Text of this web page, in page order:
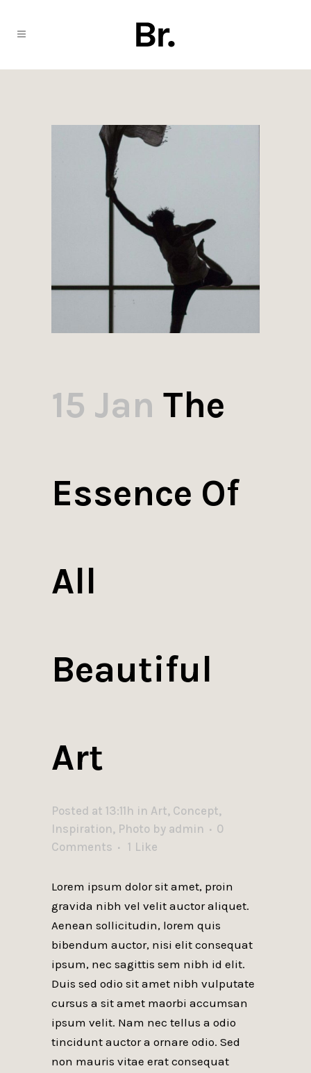
15 Jan The
Essence Of
All
Beautiful
Art
Posted at 13:11h in Art, Concept,
Inspiration, Photo by admin
0
Comments
1 Like
Lorem ipsum dolor sit amet, proin
gravida nibh vel velit auctor aliquet.
Aenean sollicitudin, lorem quis
bibendum auctor, nisi elit consequat
ipsum, nec sagittis sem nibh id elit.
Duis sed odio sit amet nibh vulputate
cursus a sit amet maorbi accumsan
ipsum velit. Nam nec tellus a odio
tincidunt auctor a ornare odio. Sed
non mauris vitae erat consequat